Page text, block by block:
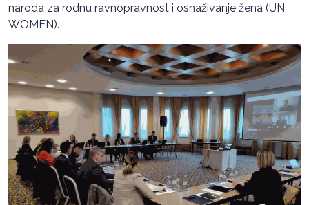
naroda za rodnu ravnopravnost i osnaživanje žena (UN
WOMEN).